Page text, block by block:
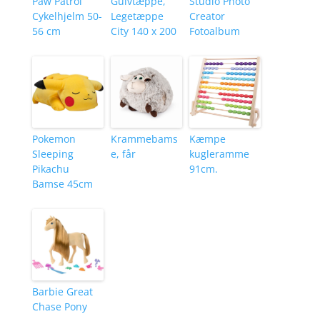
Cykelhjelm 50-
56 cm
Legetæppe
City 140 x 200
Creator
Fotoalbum
Pokemon
Sleeping
Pikachu
Bamse 45cm
Krammebams
e, får
Kæmpe
kugleramme
91cm.
Barbie Great
Chase Pony